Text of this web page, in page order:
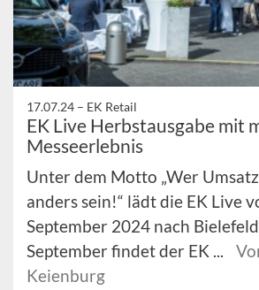
17.07.24 – EK Retail
EK Live Herbstausgabe mit
Messeerlebnis
Unter dem Motto „Wer
anders sein!“ lädt die EK Live
September 2024 nach
September findet der EK ...
Keienburg